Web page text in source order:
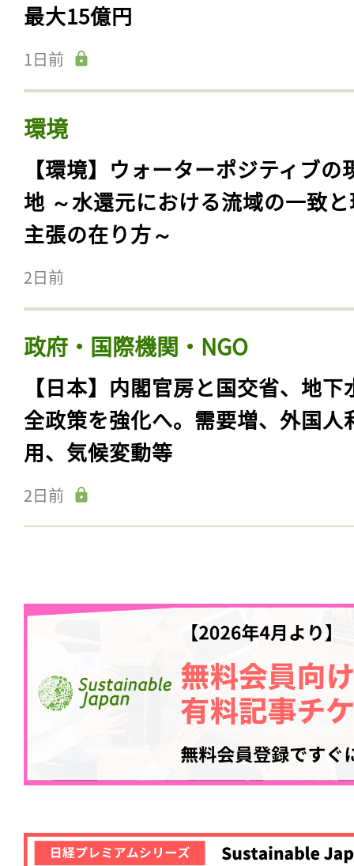
最大15億円
1日前
環境
【環境】ウォーターポジティブの
地 ～水還元における流域の一致
主張の在り方～
2日前
政府・国際機関・NGO
【日本】内閣官房と国交省、地下
全政策を強化へ。需要増、外国人
用、気候変動等
2日前